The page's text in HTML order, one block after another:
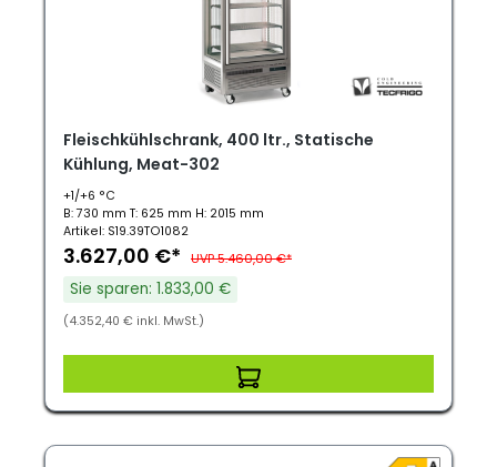
Fleischkühlschrank, 400 ltr., Statische
Kühlung, Meat-302
+1/+6 °C
B: 730 mm T: 625 mm H: 2015 mm
Artikel: S19.39TO1082
3.627,00 €* UVP 5.460,00 €*
Sie sparen: 1.833,00 €
(4.352,40 € inkl. MwSt.)